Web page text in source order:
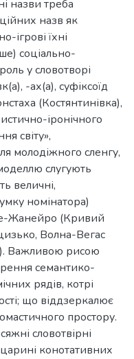
назви треба
назв як
ігрові їхні
соціально-
у словотворі
-ах(а), суфіксоїд
(Костянтинівка),
іронічного
світу»,
молодіжного сленгу,
слугують
величні,
номінатора)
Жанейро (Кривий
Волна-Вегас
Важливою рисою
семантико-
рядів, котрі
що віддзеркалює
простору.
словотвірні
конотативних